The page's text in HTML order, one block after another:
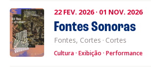
22 FEV. 2026 · 01 NOV. 2026
Fontes Sonoras
Fontes, Cortes · Cortes
Cultura Exibição Performance